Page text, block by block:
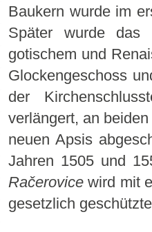
Baukern wurde im
Später wurde das
gotischem und
Glockengeschoss
der
verlängert, an
neuen Apsis
Jahren 1505 und
Račerovice wird mit
gesetzlich